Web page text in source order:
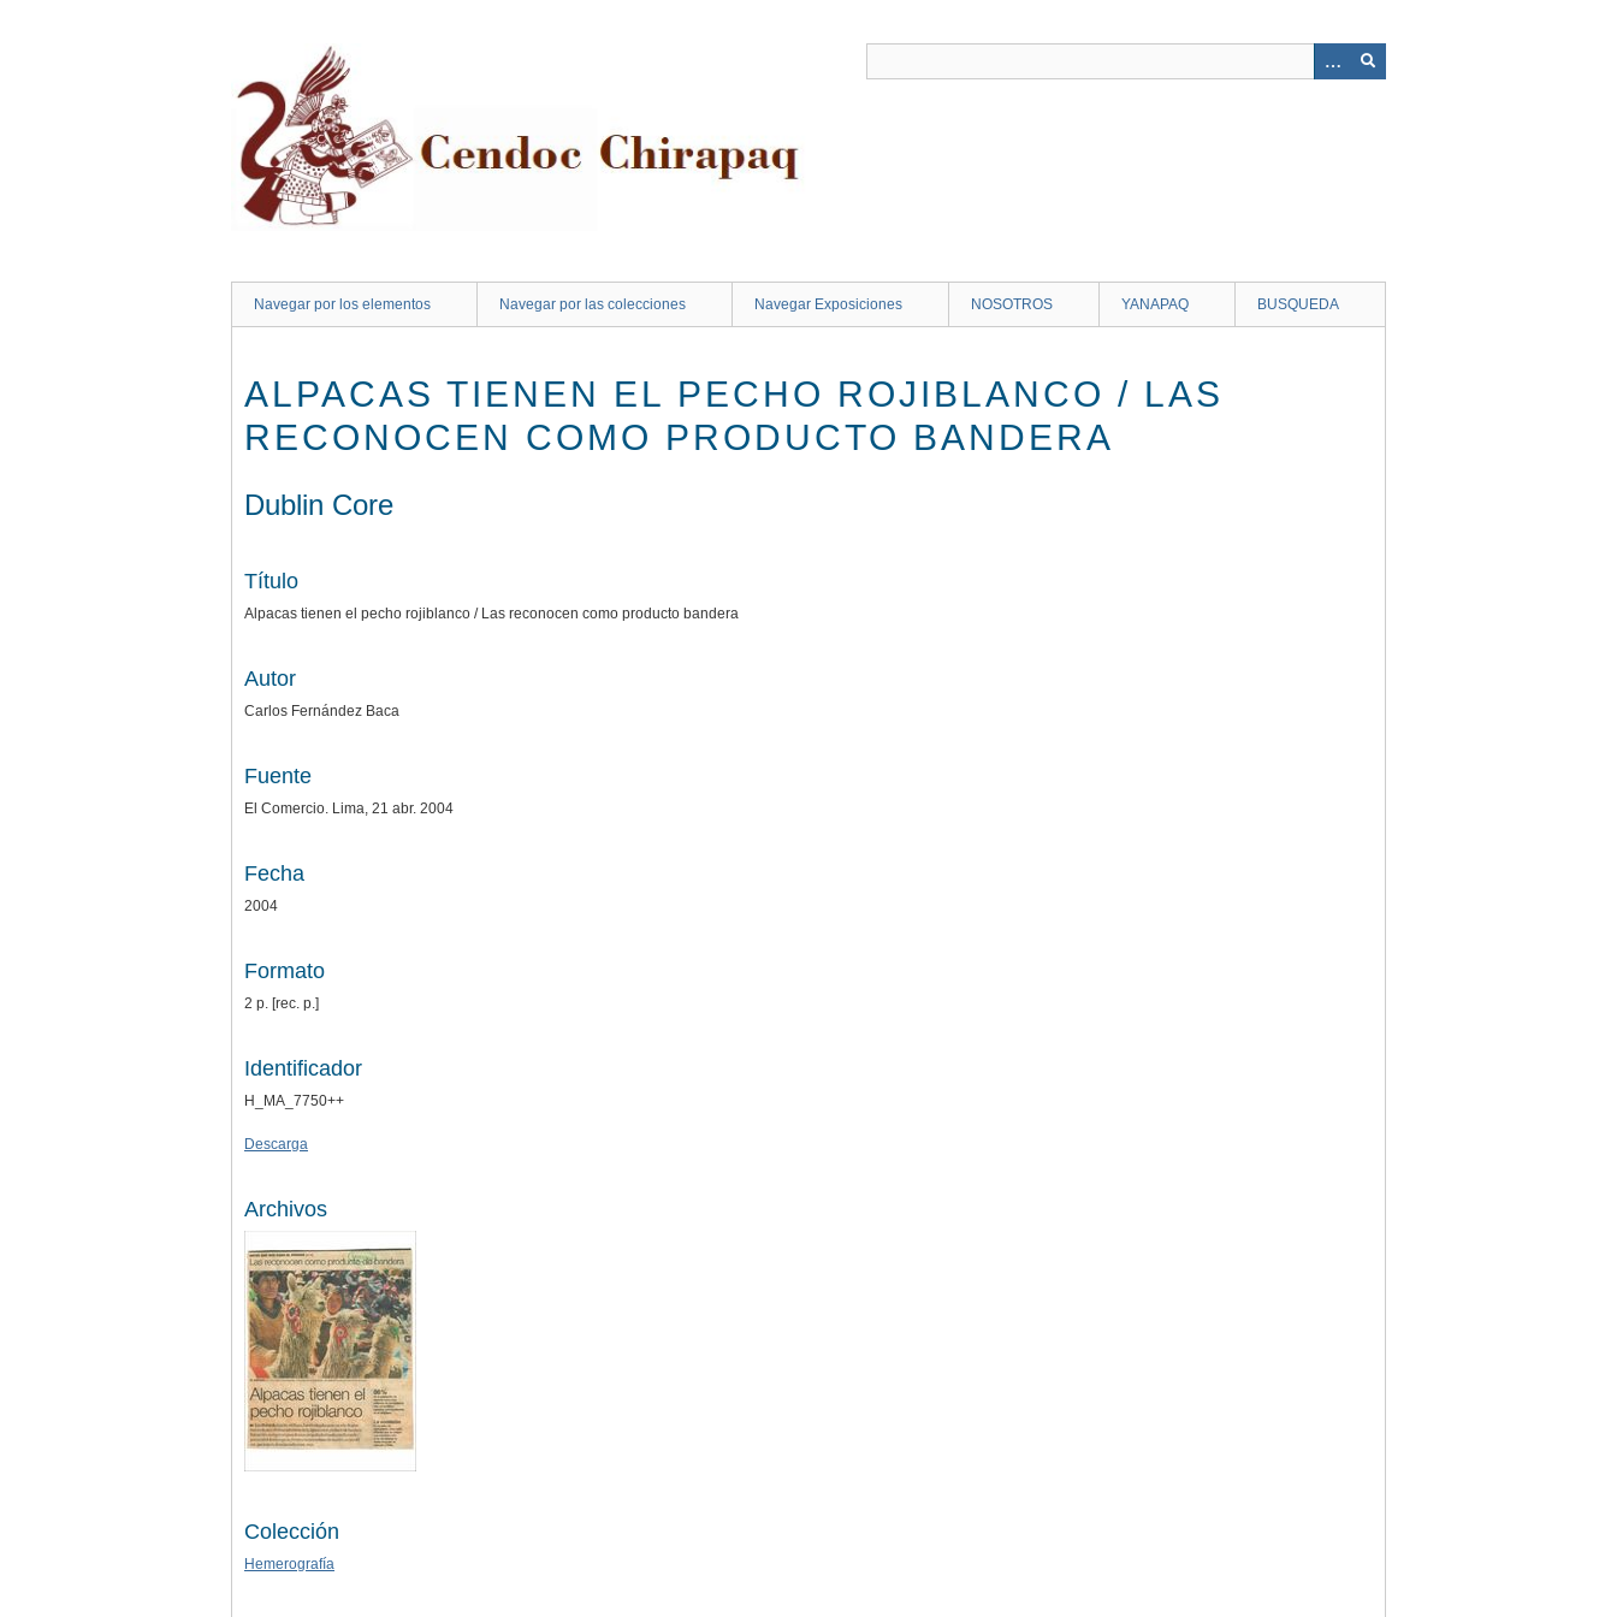
Navegar por los elementos Navegar por las colecciones Navegar Exposiciones NOSOTROS YANAPAQ BUSQUEDA
ALPACAS TIENEN EL PECHO ROJIBLANCO / LAS
RECONOCEN COMO PRODUCTO BANDERA
Dublin Core
Título
Alpacas tienen el pecho rojiblanco / Las reconocen como producto bandera
Autor
Carlos Fernández Baca
Fuente
El Comercio. Lima, 21 abr. 2004
Fecha
2004
Formato
2 p. [rec. p.]
Identificador
H_MA_7750++
Descarga
Archivos
Colección
Hemerografía